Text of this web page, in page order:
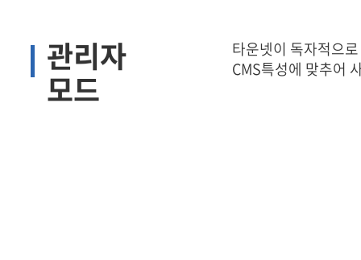
관리자
모드
타운넷이 독자적으
CMS특성에 맞추어